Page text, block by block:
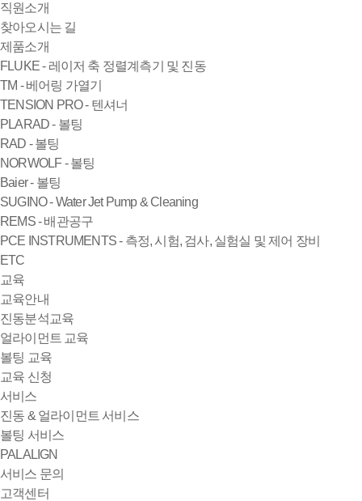
직원소개
찾아오시는 길
제품소개
FLUKE - 레이저 축 정렬계측기 및 진동
TM - 베어링 가열기
TENSION PRO - 텐셔너
PLARAD - 볼팅
RAD - 볼팅
NORWOLF - 볼팅
Baier - 볼팅
SUGINO - Water Jet Pump & Cleaning
REMS - 배관공구
PCE INSTRUMENTS - 측정, 시험, 검사, 실험실 및 제어 장비
ETC
교육
교육안내
진동분석교육
얼라이먼트 교육
볼팅 교육
교육 신청
서비스
진동 & 얼라이먼트 서비스
볼팅 서비스
PALALIGN
서비스 문의
고객센터